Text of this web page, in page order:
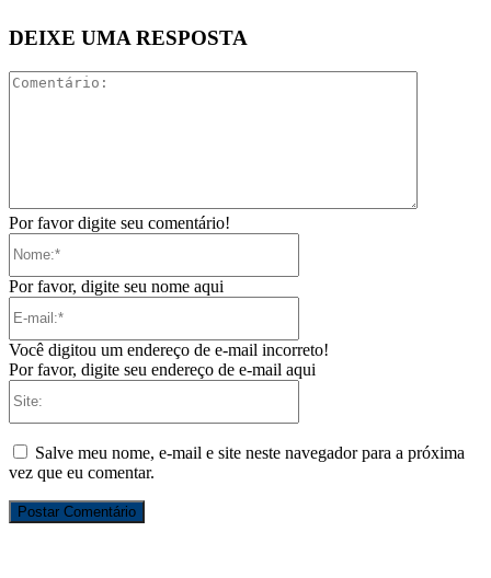
DEIXE UMA RESPOSTA
Por favor digite seu comentário!
Por favor, digite seu nome aqui
Você digitou um endereço de e-mail incorreto!
Por favor, digite seu endereço de e-mail aqui
Salve meu nome, e-mail e site neste navegador para a próxima
vez que eu comentar.